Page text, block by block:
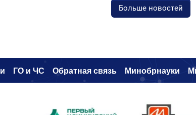
Больше новостей
и ГО и ЧС Обратная связь Минобрнауки